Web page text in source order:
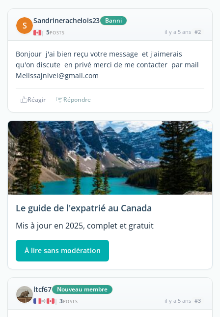
S Sandrinerachelois23 Banni
| 5POSTS il y a 5 ans #2
Bonjour j'ai bien reçu votre message et j'aimerais
qu'on discute en privé merci de me contacter par mail
Melissajnivei@gmail.com
Réagir Répondre
Le guide de l'expatrié au Canada
Mis à jour en 2025, complet et gratuit
À lire sans modération
ltcf67 Nouveau membre
| 3POSTS il y a 5 ans #3